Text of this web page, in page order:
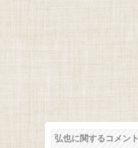
弘也に関するコメント